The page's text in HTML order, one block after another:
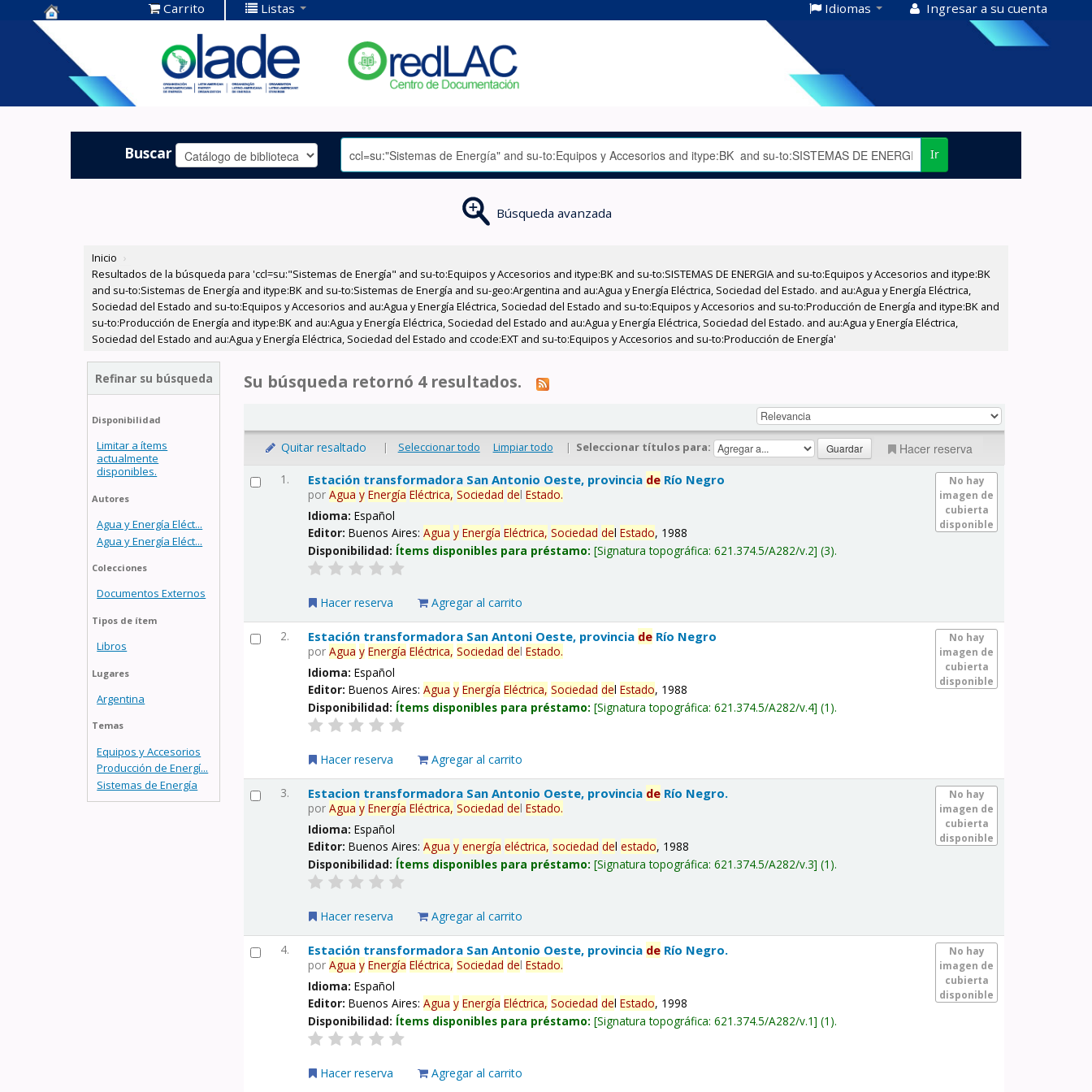
Centro de
Documentación
OLADE -
Carrito Listas Idiomas Ingresar a su cuenta
Buscar Ir
Búsqueda avanzada
Inicio ›
Resultados de la búsqueda para 'ccl=su:"Sistemas de Energía" and su-to:Equipos y Accesorios and itype:BK and su-to:SISTEMAS DE ENERGIA and su-to:Equipos y Accesorios and itype:BK
and su-to:Sistemas de Energía and itype:BK and su-to:Sistemas de Energía and su-geo:Argentina and au:Agua y Energía Eléctrica, Sociedad del Estado. and au:Agua y Energía Eléctrica,
Sociedad del Estado and su-to:Equipos y Accesorios and au:Agua y Energía Eléctrica, Sociedad del Estado and su-to:Equipos y Accesorios and su-to:Producción de Energía and itype:BK and
su-to:Producción de Energía and itype:BK and au:Agua y Energía Eléctrica, Sociedad del Estado and au:Agua y Energía Eléctrica, Sociedad del Estado. and au:Agua y Energía Eléctrica,
Sociedad del Estado and au:Agua y Energía Eléctrica, Sociedad del Estado and ccode:EXT and su-to:Equipos y Accesorios and su-to:Producción de Energía'
Refinar su búsqueda
Disponibilidad
Limitar a ítems
actualmente
disponibles.
Autores
Agua y Energía Eléct...
Agua y Energía Eléct...
Colecciones
Documentos Externos
Tipos de ítem
Libros
Lugares
Argentina
Temas
Equipos y Accesorios
Producción de Energí...
Sistemas de Energía
Su búsqueda retornó 4 resultados.
Quitar resaltado | Seleccionar todo Limpiar todo | Seleccionar títulos para: Hacer reserva
1.
No hay
imagen de
cubierta
disponible
Estación transformadora San Antonio Oeste, provincia de Río Negro
porAgua y Energía Eléctrica, Sociedad delEstado.
Idioma:Español
Editor:Buenos Aires:Agua y Energía Eléctrica, Sociedad delEstado, 1988
Disponibilidad: Ítems disponibles para préstamo: Signatura topográfica:621.374.5/A282/v.2 (3).
Hacer reserva Agregar al carrito
2.
No hay
imagen de
cubierta
disponible
Estación transformadora San Antoni Oeste, provincia de Río Negro
porAgua y Energía Eléctrica, Sociedad delEstado.
Idioma:Español
Editor:Buenos Aires:Agua y Energía Eléctrica, Sociedad delEstado, 1988
Disponibilidad: Ítems disponibles para préstamo: Signatura topográfica:621.374.5/A282/v.4 (1).
Hacer reserva Agregar al carrito
3.
No hay
imagen de
cubierta
disponible
Estacion transformadora San Antonio Oeste, provincia de Río Negro.
porAgua y Energía Eléctrica, Sociedad delEstado.
Idioma:Español
Editor:Buenos Aires:Agua y energía eléctrica, sociedad delestado, 1988
Disponibilidad: Ítems disponibles para préstamo: Signatura topográfica:621.374.5/A282/v.3 (1).
Hacer reserva Agregar al carrito
4.
No hay
imagen de
cubierta
disponible
Estación transformadora San Antonio Oeste, provincia de Río Negro.
porAgua y Energía Eléctrica, Sociedad delEstado.
Idioma:Español
Editor:Buenos Aires:Agua y Energía Eléctrica, Sociedad delEstado, 1998
Disponibilidad: Ítems disponibles para préstamo: Signatura topográfica:621.374.5/A282/v.1 (1).
Hacer reserva Agregar al carrito